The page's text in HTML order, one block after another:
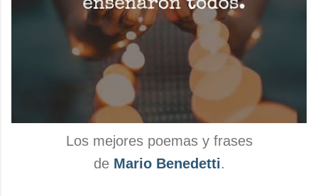
Los mejores poemas y frases
de Mario Benedetti.